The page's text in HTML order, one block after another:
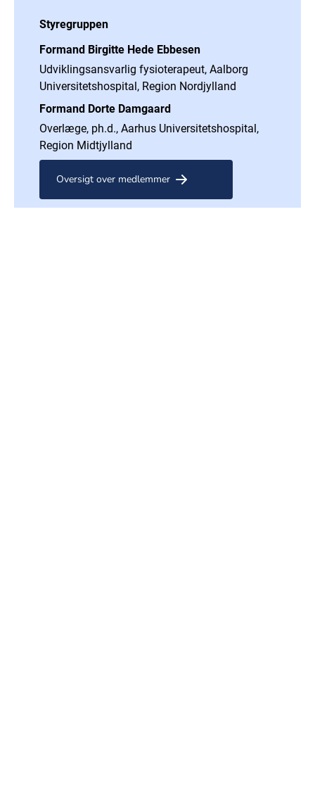
Styregruppen
Formand Birgitte Hede Ebbesen
Udviklingsansvarlig fysioterapeut, Aalborg
Universitetshospital, Region Nordjylland
Formand Dorte Damgaard
Overlæge, ph.d., Aarhus Universitetshospital,
Region Midtjylland
Oversigt over medlemmer